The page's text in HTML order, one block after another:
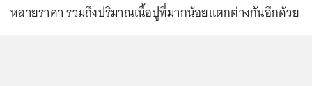
หลายราคา รวมถึงปริมาณเนื้อปูที่มากน้อยแตกต่างกันอีกด้วย